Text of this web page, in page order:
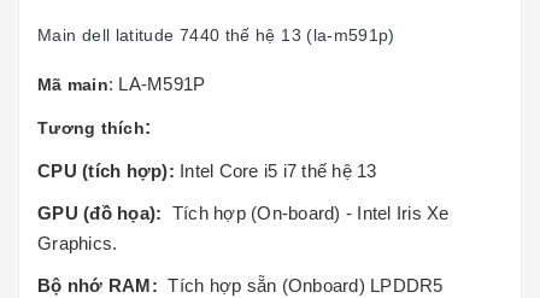
Main dell latitude 7440 thế hệ 13 (la-m591p)
Mã main: LA-M591P
Tương thích:
CPU (tích hợp): Intel Core i5 i7 thế hệ 13
GPU (đồ họa): Tích hợp (On-board) - Intel Iris Xe
Graphics.
Bộ nhớ RAM: Tích hợp sẵn (Onboard) LPDDR5